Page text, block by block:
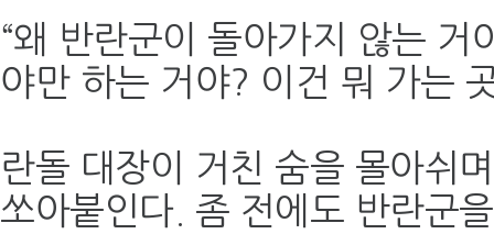
“왜 반란군이 돌아가지 않는
야만 하는 거야? 이건 뭐 가는
란돌 대장이 거친 숨을 몰아쉬
쏘아붙인다. 좀 전에도 반란군